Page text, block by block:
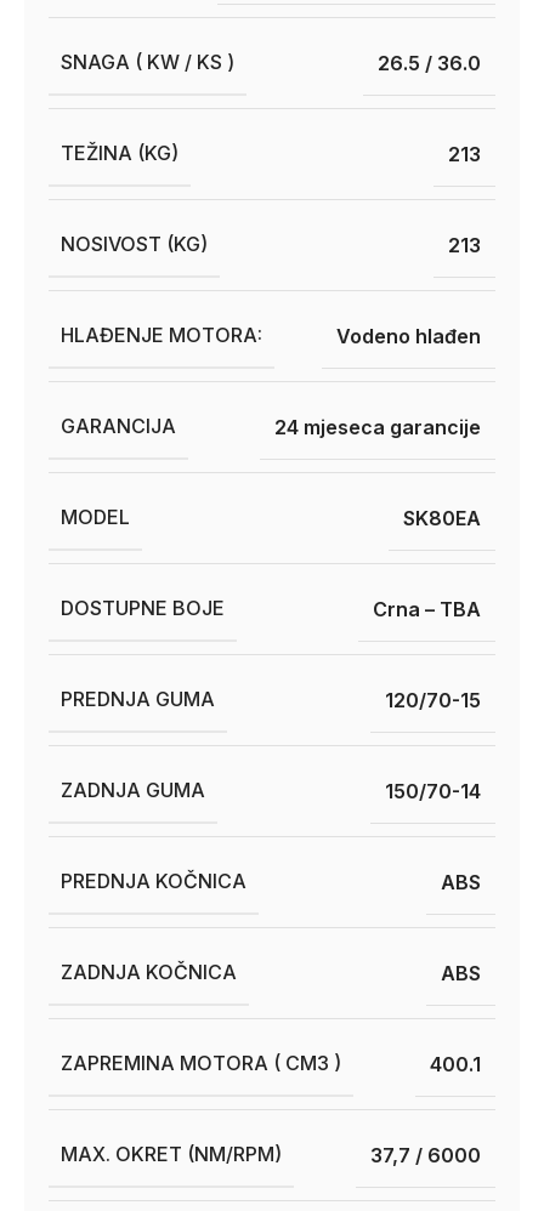
SNAGA ( KW / KS ) 26.5 / 36.0
TEŽINA (KG) 213
NOSIVOST (KG) 213
HLAĐENJE MOTORA: Vodeno hlađen
GARANCIJA 24 mjeseca garancije
MODEL SK80EA
DOSTUPNE BOJE Crna – TBA
PREDNJA GUMA 120/70-15
ZADNJA GUMA 150/70-14
PREDNJA KOČNICA ABS
ZADNJA KOČNICA ABS
ZAPREMINA MOTORA ( CM3 ) 400.1
MAX. OKRET (NM/RPM) 37,7 / 6000